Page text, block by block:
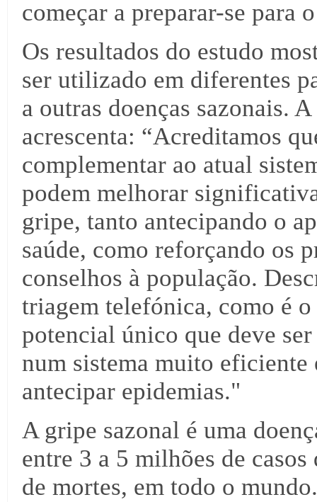
começar a preparar-se para
Os resultados do estudo
ser utilizado em diferentes
a outras doenças sazonais.
acrescenta: “Acreditamos
complementar ao atual
podem melhorar
gripe, tanto antecipando o
saúde, como reforçando os
conselhos à população.
triagem telefónica, como é
potencial único que deve
num sistema muito eficiente
antecipar epidemias."
A gripe sazonal é uma
entre 3 a 5 milhões de
de mortes, em todo o mundo.